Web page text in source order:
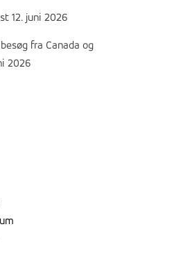
12. juni 2026
fra Canada og
2026